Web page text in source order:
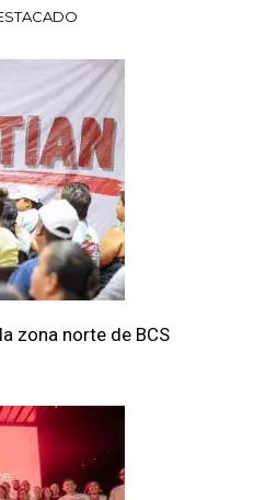
zona norte de BCS